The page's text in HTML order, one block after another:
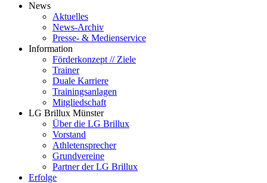
News
Aktuelles
News-Archiv
Presse- & Medienservice
Information
Förderkonzept // Ziele
Trainer
Duale Karriere
Trainingsanlagen
Mitgliedschaft
LG Brillux Münster
Über die LG Brillux
Vorstand
Athletensprecher
Grundvereine
Partner der LG Brillux
Erfolge